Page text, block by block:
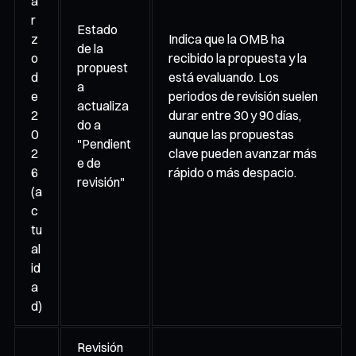
r
z
o
d
e
2
0
2
6
(a
c
tu
al
id
a
d)
Estado
de la
propuest
a
actualiza
do a
"Pendient
e de
revisión"
Indica que la OMB ha
recibido la propuesta y la
está evaluando. Los
periodos de revisión suelen
durar entre 30 y 90 días,
aunque las propuestas
clave pueden avanzar más
rápido o más despacio.
Revisión